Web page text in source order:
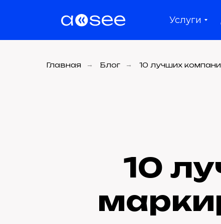
Услуги
Главная → Блог → 10 лучших
10